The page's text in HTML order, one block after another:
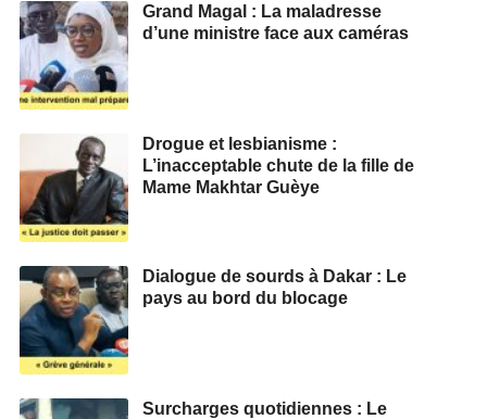
Grand Magal : La maladresse
d’une ministre face aux caméras
Drogue et lesbianisme :
L’inacceptable chute de la fille de
Mame Makhtar Guèye
Dialogue de sourds à Dakar : Le
pays au bord du blocage
Surcharges quotidiennes : Le